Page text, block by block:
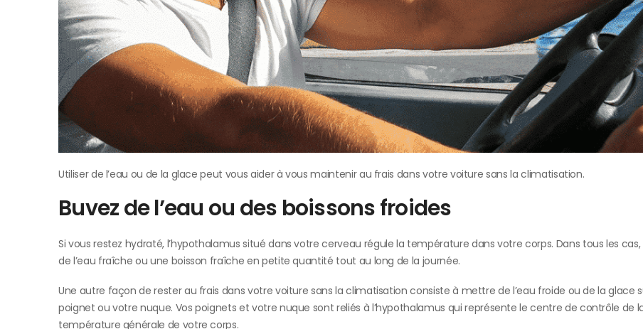
Utiliser de l’eau ou de la glace peut vous aider à vous maintenir au frais dans votre voiture sans la climatisation.
Buvez de l’eau ou des boissons froides
Si vous restez hydraté, l’hypothalamus situé dans votre cerveau régule la température dans votre corps. Dans tous les
de l’eau fraîche ou une boisson fraîche en petite quantité tout au long de la journée.
Une autre façon de rester au frais dans votre voiture sans la climatisation consiste à mettre de l’eau froide ou de la glace
poignet ou votre nuque. Vos poignets et votre nuque sont reliés à l’hypothalamus qui représente le centre de contrôle de
température générale de votre corps.